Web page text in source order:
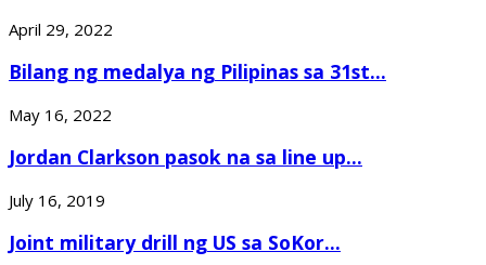
April 29, 2022
Bilang ng medalya ng Pilipinas sa 31st...
May 16, 2022
Jordan Clarkson pasok na sa line up...
July 16, 2019
Joint military drill ng US sa SoKor...